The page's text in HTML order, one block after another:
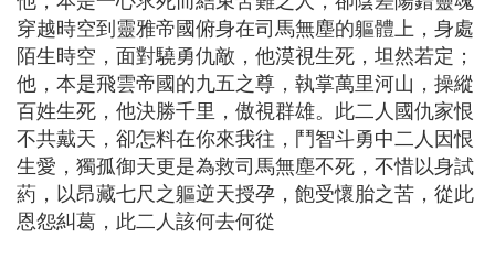
穿越時空到靈雅帝國俯身在司馬無塵的軀體上，身處
陌生時空，面對驍勇仇敵，他漠視生死，坦然若定；
他，本是飛雲帝國的九五之尊，執掌萬里河山，操縱
百姓生死，他決勝千里，傲視群雄。此二人國仇家恨
不共戴天，卻怎料在你來我往，鬥智斗勇中二人因恨
生愛，獨孤御天更是為救司馬無塵不死，不惜以身試
葯，以昂藏七尺之軀逆天授孕，飽受懷胎之苦，從此
恩怨糾葛，此二人該何去何從